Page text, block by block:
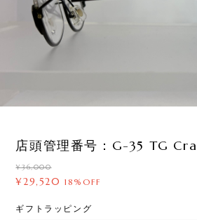
店頭管理番号：G-35 TG
¥36,000
¥29,520 18%OFF
ギフトラッピング